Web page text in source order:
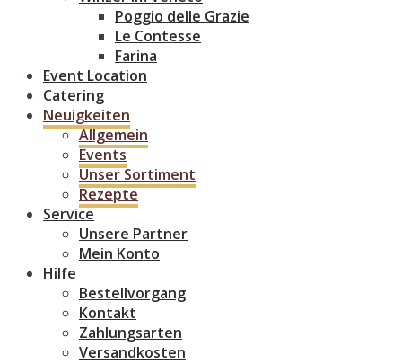
Poggio delle Grazie
Le Contesse
Farina
Event Location
Catering
Neuigkeiten
Allgemein
Events
Unser Sortiment
Rezepte
Service
Unsere Partner
Mein Konto
Hilfe
Bestellvorgang
Kontakt
Zahlungsarten
Versandkosten